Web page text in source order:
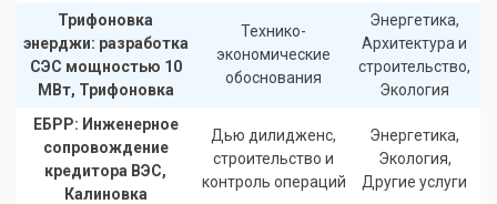
Трифоновка
энерджи: разработка
СЭС мощностью 10
МВт, Трифоновка
Технико-
экономические
обоснования
Энергетика,
Архитектура и
строительство,
Экология
ЕБРР: Инженерное
сопровождение
кредитора ВЭС,
Калиновка
Дью дилидженс,
строительство и
контроль операций
Энергетика,
Экология,
Другие услуги